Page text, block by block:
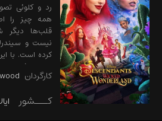
رد و کلوئی
همه چیز را
قلب‌ها
نیست و
کرده است. با
پیامدی
کارگردان
کـــشور